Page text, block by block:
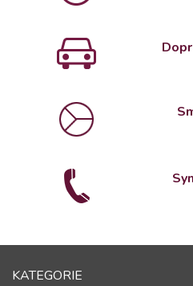
KATEGORIE